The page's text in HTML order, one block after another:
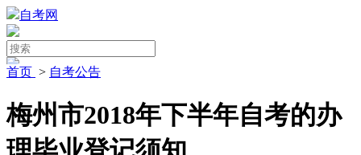
自考网
首页 > 自考公告
梅州市2018年下半年自考的办